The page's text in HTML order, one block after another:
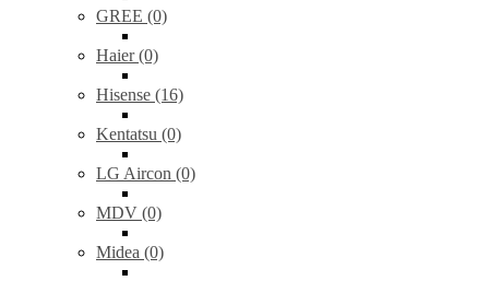
GREE (0)
Haier (0)
Hisense (16)
Kentatsu (0)
LG Aircon (0)
MDV (0)
Midea (0)